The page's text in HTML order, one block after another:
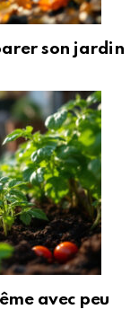
son jardin
avec peu